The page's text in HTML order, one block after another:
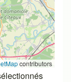
contributors